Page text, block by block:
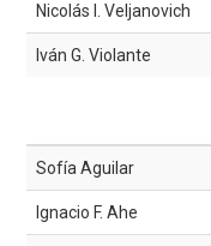
Nicolás I. Veljanovich
Iván G. Violante
Sofía Aguilar
Ignacio F. Ahe